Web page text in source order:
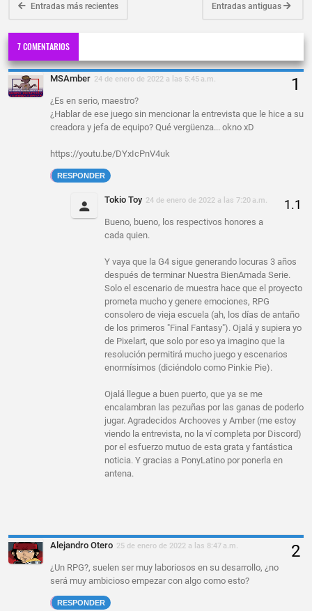
Entradas más recientes Entradas antiguas
7 COMENTARIOS
MSAmber 24 de enero de 2022 a las 5:45 a.m.
¿Es en serio, maestro?
¿Hablar de ese juego sin mencionar la entrevista que le hice a su
creadora y jefa de equipo? Qué vergüenza... okno xD
https://youtu.be/DYxIcPnV4uk
RESPONDER
Tokio Toy 24 de enero de 2022 a las 7:20 a.m.
Bueno, bueno, los respectivos honores a
cada quien.
Y vaya que la G4 sigue generando locuras 3 años
después de terminar Nuestra BienAmada Serie.
Solo el escenario de muestra hace que el proyecto
prometa mucho y genere emociones, RPG
consolero de vieja escuela (ah, los días de antaño
de los primeros "Final Fantasy"). Ojalá y supiera yo
de Pixelart, que solo por eso ya imagino que la
resolución permitirá mucho juego y escenarios
enormísimos (diciéndolo como Pinkie Pie).
Ojalá llegue a buen puerto, que ya se me
encalambran las pezuñas por las ganas de poderlo
jugar. Agradecidos Archooves y Amber (me estoy
viendo la entrevista, no la ví completa por Discord)
por el esfuerzo mutuo de esta grata y fantástica
noticia. Y gracias a PonyLatino por ponerla en
antena.
Alejandro Otero 25 de enero de 2022 a las 8:47 a.m.
¿Un RPG?, suelen ser muy laboriosos en su desarrollo, ¿no
será muy ambicioso empezar con algo como esto?
RESPONDER